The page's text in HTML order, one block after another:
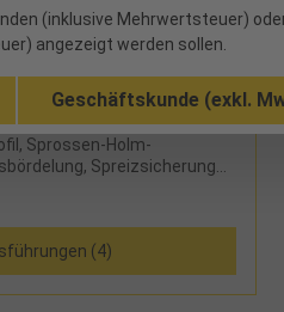
Holme und Sprossen aus
Sprossen-Holm-
Spreizsicherung
(4)
(inklusive Mehrwertsteuer)
angezeigt werden sollen.
Geschäftskunde (exkl.